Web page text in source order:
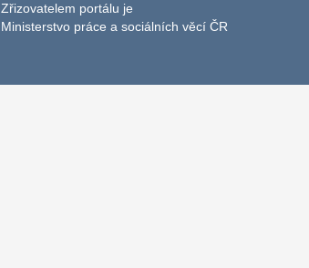
Zřizovatelem portálu je
Ministerstvo práce a sociálních věcí ČR